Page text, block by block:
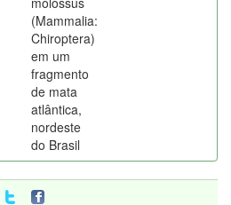
(Mammalia:
Chiroptera)
em um
fragmento
de mata
atlântica,
nordeste
do Brasil